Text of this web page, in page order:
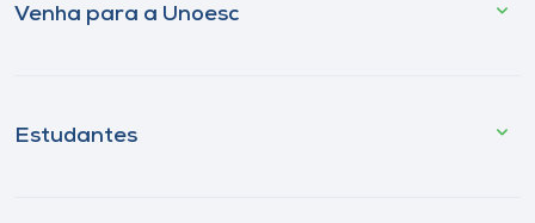
Venha para a Unoesc
Estudantes